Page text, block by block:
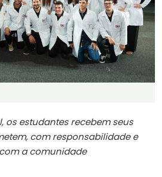
os estudantes recebem seus
com responsabilidade e
a comunidade